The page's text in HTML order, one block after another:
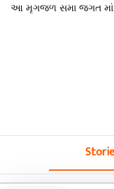
આ મૃગજળ સમા જગત માં